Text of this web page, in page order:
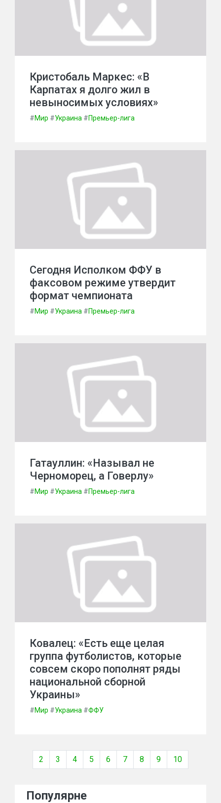
Кристобаль Маркес: «В
Карпатах я долго жил в
невыносимых условиях»
#Мир #Украина #Премьер-лига
Сегодня Исполком ФФУ в
факсовом режиме утвердит
формат чемпионата
#Мир #Украина #Премьер-лига
Гатауллин: «Называл не
Черноморец, а Говерлу»
#Мир #Украина #Премьер-лига
Ковалец: «Есть еще целая
группа футболистов, которые
совсем скоро пополнят ряды
национальной сборной
Украины»
#Мир #Украина #ФФУ
2 3 4 5 6 7 8 9 10
Популярне